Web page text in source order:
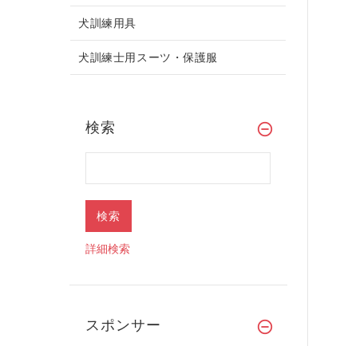
犬訓練用具
犬訓練士用スーツ・保護服
検索
詳細検索
スポンサー